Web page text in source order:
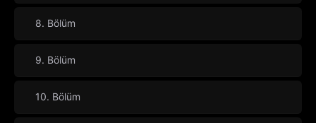
8. Bölüm
9. Bölüm
10. Bölüm